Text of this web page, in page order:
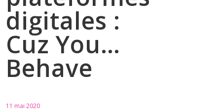
BD
Newsletter
digitales :
Cuz You…
Behave
11 mai 2020